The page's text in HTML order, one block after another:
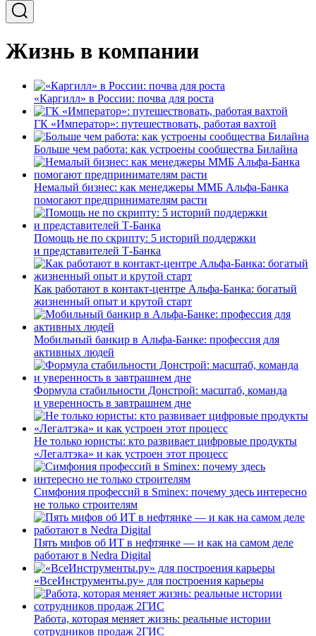
Жизнь в компании
«Каргилл» в России: почва для роста
ГК «Император»: путешествовать, работая вахтой
Больше чем работа: как устроены сообщества Билайна
Немалый бизнес: как менеджеры ММБ Альфа-Банка
помогают предпринимателям расти
Помощь не по скрипту: 5 историй поддержки
и представителей Т-Банка
Как работают в контакт-центре Альфа-Банка: богатый
жизненный опыт и крутой старт
Мобильный банкир в Альфа-Банке: профессия для
активных людей
Формула стабильности Донстрой: масштаб, команда
и уверенность в завтрашнем дне
Не только юристы: кто развивает цифровые продукты
«Легалтэка» и как устроен этот процесс
Симфония профессий в Sminex: почему здесь интересно
не только строителям
Пять мифов об ИТ в нефтянке — и как на самом деле
работают в Nedra Digital
«ВсеИнструменты.ру» для построения карьеры
Работа, которая меняет жизнь: реальные истории
сотрудников продаж 2ГИС